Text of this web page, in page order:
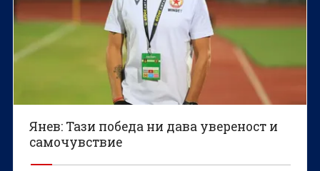
Янев: Тази победа ни дава увереност и
самочувствие